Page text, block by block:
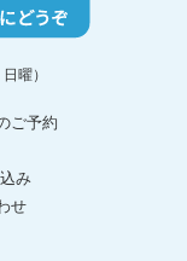
曜）
ご予約
み
せ